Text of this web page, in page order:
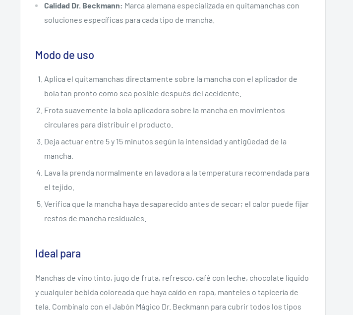
Calidad Dr. Beckmann: Marca alemana especializada en quitamanchas con
soluciones específicas para cada tipo de mancha.
Modo de uso
Aplica el quitamanchas directamente sobre la mancha con el aplicador de
bola tan pronto como sea posible después del accidente.
Frota suavemente la bola aplicadora sobre la mancha en movimientos
circulares para distribuir el producto.
Deja actuar entre 5 y 15 minutos según la intensidad y antigüedad de la
mancha.
Lava la prenda normalmente en lavadora a la temperatura recomendada para
el tejido.
Verifica que la mancha haya desaparecido antes de secar; el calor puede fijar
restos de mancha residuales.
Ideal para
Manchas de vino tinto, jugo de fruta, refresco, café con leche, chocolate líquido
y cualquier bebida coloreada que haya caído en ropa, manteles o tapicería de
tela. Combínalo con el Jabón Mágico Dr. Beckmann para cubrir todos los tipos